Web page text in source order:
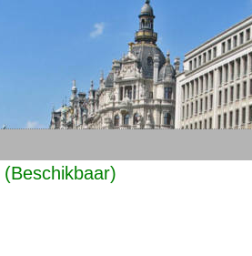
(Beschikbaar)